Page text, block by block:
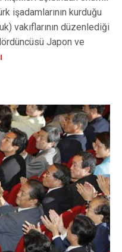
işadamlarının kurduğu
vakıflarının düzenlediği
Japon ve